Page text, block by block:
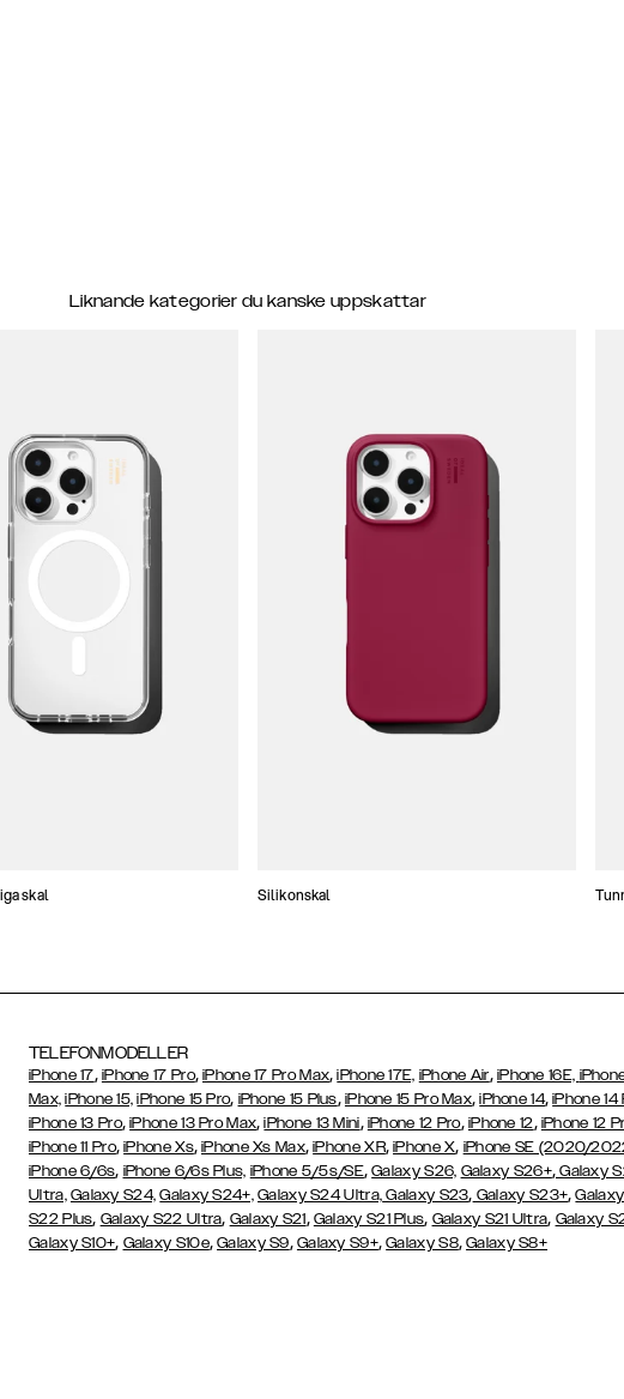
Liknande kategorier du kanske uppskattar
skal Silikonskal
TELEFONMODELLER
iPhone 17, iPhone 17 Pro,iPhone 17 Pro Max,iPhone 17E, iPhone Air, iPhone 16E,
Max, iPhone 15, iPhone 15 Pro, iPhone 15 Plus, iPhone 15 Pro Max,iPhone 14,iPhone 14
iPhone 13 Pro,iPhone 13 Pro Max,iPhone 13 Mini, iPhone 12 Pro, iPhone 12, iPhone 12
iPhone 11 Pro,iPhone Xs,iPhone Xs Max,iPhone XR,iPhone X, iPhone SE (2020/
iPhone 6/6s, iPhone 6/6s Plus, iPhone 5/5s/SE,Galaxy S26, Galaxy S26+,Galaxy
Ultra, Galaxy S24, Galaxy S24+, Galaxy S24 Ultra, Galaxy S23, Galaxy S23+,
S22 Plus, Galaxy S22 Ultra, Galaxy S21, Galaxy S21 Plus, Galaxy S21 Ultra, Galaxy
Galaxy S10+, Galaxy S10e,Galaxy S9, Galaxy S9+,Galaxy S8,Galaxy S8+